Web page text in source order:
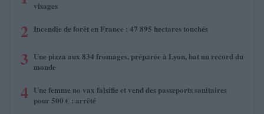
visages
2 Incendie de forêt en France : 47 895 hectares touchés
3 Une pizza aux 834 fromages, préparée à Lyon, bat un record du
monde
4 Une femme no vax falsifie et vend des passeports sanitaires
pour 500 € : arrêté